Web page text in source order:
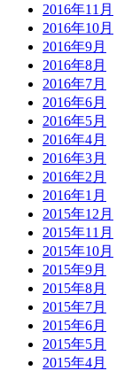
2016年11月
2016年10月
2016年9月
2016年8月
2016年7月
2016年6月
2016年5月
2016年4月
2016年3月
2016年2月
2016年1月
2015年12月
2015年11月
2015年10月
2015年9月
2015年8月
2015年7月
2015年6月
2015年5月
2015年4月